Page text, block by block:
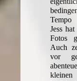
Jess
Fotos
Auch
vor